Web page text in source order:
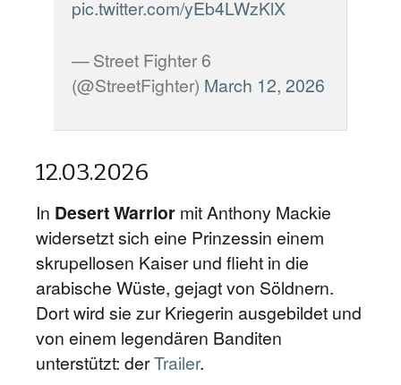
pic.twitter.com/yEb4LWzKlX
— Street Fighter 6
(@StreetFighter) March 12, 2026
12.03.2026
In Desert Warrior mit Anthony Mackie
widersetzt sich eine Prinzessin einem
skrupellosen Kaiser und flieht in die
arabische Wüste, gejagt von Söldnern.
Dort wird sie zur Kriegerin ausgebildet und
von einem legendären Banditen
unterstützt: derTrailer.